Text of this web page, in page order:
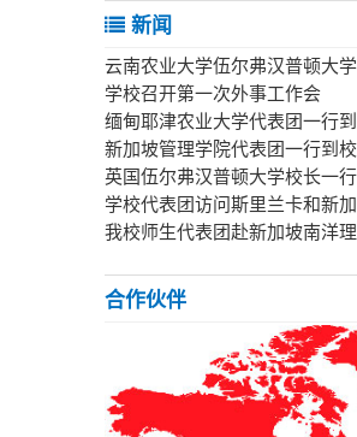
新闻
云南农业大学伍尔弗汉普顿大
学校召开第一次外事工作会
缅甸耶津农业大学代表团一行
新加坡管理学院代表团一行到
英国伍尔弗汉普顿大学校长一
学校代表团访问斯里兰卡和新
我校师生代表团赴新加坡南洋
合作伙伴